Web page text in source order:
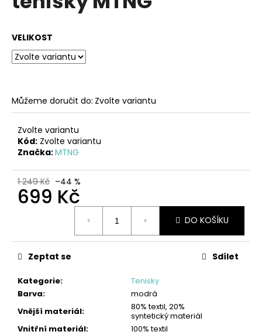
z
VELIKOST
Můžeme doručit do: Zvolte variantu
Zvolte variantu
Kód: Zvolte variantu
Značka:MTNG
1 249 Kč –44 %
699 Kč
DO KOŠÍKU
Kategorie:
Tenisky
Barva:
modrá
Vnější materiál:
80% textil, 20%
syntetický materiál
Vnitřní materiál:
100% textil
Zeptat se Sdílet
e
m
e
ČERNÉ
KOŽENÉ
PANTOFLE
NA
KLÍNKU
SHOES
249
Kč